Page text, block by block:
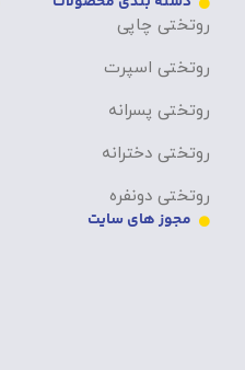
روتختی چاپی
روتختی اسپرت
روتختی پسرانه
روتختی دخترانه
روتختی دونفره
مجوز های سایت